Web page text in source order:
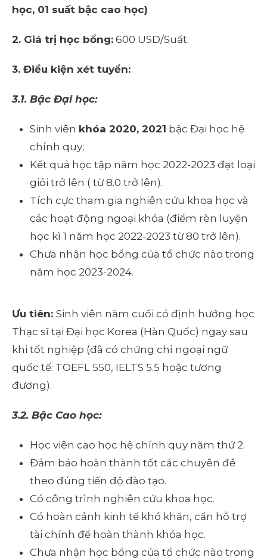
học, 01 suất bậc cao học)
2. Giá trị học bổng: 600 USD/Suất.
3. Điều kiện xét tuyển:
3.1. Bậc Đại học:
Sinh viên khóa 2020, 2021 bậc Đại học hệ
chính quy;
Kết quả học tập năm học 2022-2023 đạt loại
giỏi trở lên ( từ 8.0 trở lên).
Tích cực tham gia nghiên cứu khoa học và
các hoạt động ngoại khóa (điểm rèn luyện
học kì 1 năm học 2022-2023 từ 80 trở lên).
Chưa nhận học bổng của tổ chức nào trong
năm học 2023-2024.
Ưu tiên: Sinh viên năm cuối có định hướng học
Thạc sĩ tại Đại học Korea (Hàn Quốc) ngay sau
khi tốt nghiệp (đã có chứng chỉ ngoại ngữ
quốc tế: TOEFL 550, IELTS 5.5 hoặc tương
đương).
3.2. Bậc Cao học:
Học viên cao học hệ chính quy năm thứ 2.
Đảm bảo hoàn thành tốt các chuyên đề
theo đúng tiến độ đào tạo.
Có công trình nghiên cứu khoa học.
Có hoàn cảnh kinh tế khó khăn, cần hỗ trợ
tài chính để hoàn thành khóa học.
Chưa nhận học bổng của tổ chức nào trong